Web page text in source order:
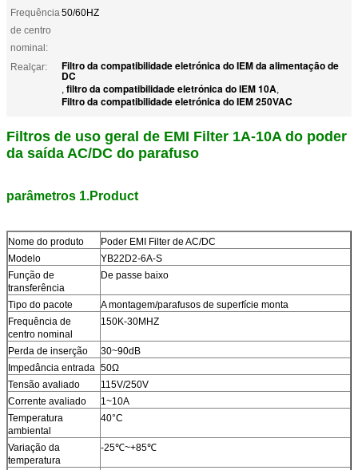
Frequência
de centro
nominal:
50/60HZ
Realçar: Filtro da compatibilidade eletrónica do IEM da alimentação de
DC
, filtro da compatibilidade eletrónica do IEM 10A,
Filtro da compatibilidade eletrónica do IEM 250VAC
Filtros de uso geral de EMI Filter 1A-10A do poder
da saída AC/DC do parafuso
parâmetros 1.Product
Nome do produto
Poder EMI Filter de AC/DC
Modelo
YB22D2-6A-S
Função de
transferência
De passe baixo
Tipo do pacote
A montagem/parafusos de superfície monta
Frequência de
centro nominal
150K-30MHZ
Perda de inserção
30~90dB
Impedância entrada 50Ω
Tensão avaliado
115V/250V
Corrente avaliado
1~10A
Temperatura
ambiental
40°C
Variação da
temperatura
-25℃~+85℃